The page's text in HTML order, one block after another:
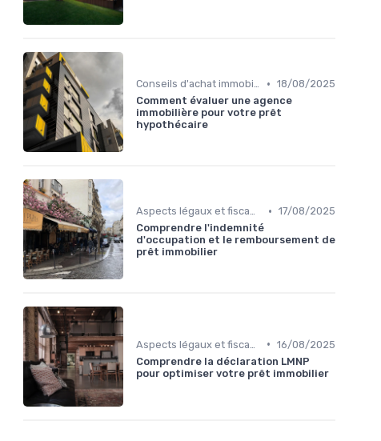
Conseils d'achat immobilier • 18/08/2025
Comment évaluer une agence
immobilière pour votre prêt
hypothécaire
Aspects légaux et fiscaux • 17/08/2025
Comprendre l'indemnité
d'occupation et le remboursement de
prêt immobilier
• 16/08/2025
Comprendre la déclaration LMNP
pour optimiser votre prêt immobilier